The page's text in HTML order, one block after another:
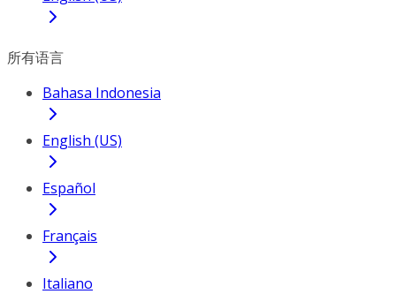
所有语言
Bahasa Indonesia
English (US)
Español
Français
Italiano